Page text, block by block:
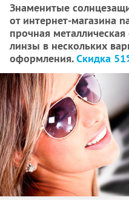
Знаменитые
от интернет-магазина
прочная
линзы в нескольких
оформления.Скидка